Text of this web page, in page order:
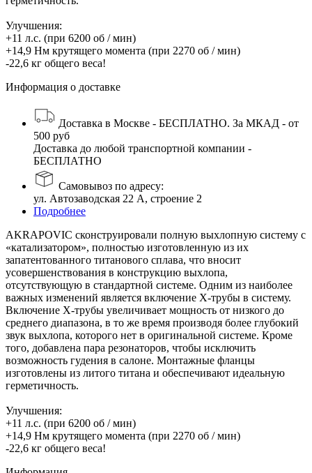
Улучшения:
+11 л.с. (при 6200 об / мин)
+14,9 Нм крутящего момента (при 2270 об / мин)
-22,6 кг общего веса!
Информация о доставке
Доставка в Москве - БЕСПЛАТНО. За МКАД - от
500 руб
Доставка до любой транспортной компании -
БЕСПЛАТНО
Самовывоз по адресу:
ул. Автозаводская 22 А, строение 2
Подробнее
AKRAPOVIC сконструировали полную выхлопную систему с
«катализатором», полностью изготовленную из их
запатентованного титанового сплава, что вносит
усовершенствования в конструкцию выхлопа,
отсутствующую в стандартной системе. Одним из наиболее
важных изменений является включение X-трубы в систему.
Включение X-трубы увеличивает мощность от низкого до
среднего диапазона, в то же время производя более глубокий
звук выхлопа, которого нет в оригинальной системе. Кроме
того, добавлена ​​пара резонаторов, чтобы исключить
возможность гудения в салоне. Монтажные фланцы
изготовлены из литого титана и обеспечивают идеальную
герметичность.
Улучшения:
+11 л.с. (при 6200 об / мин)
+14,9 Нм крутящего момента (при 2270 об / мин)
-22,6 кг общего веса!